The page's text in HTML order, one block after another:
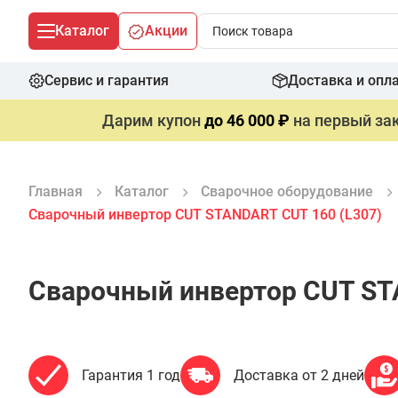
Каталог Акции
Сервис и гарантия Доставка и
Дарим купондо 46 000 ₽ на первый
Главная Каталог Сварочное оборудование
Сварочный инвертор CUT STANDART CUT 160 (L307)
Сварочный инвертор CUT
Гарантия 1 год Доставка от 2 дней